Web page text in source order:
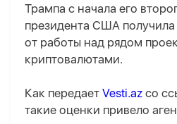
Трампа с начала его
президента США
от работы над рядом
криптовалютами.
Как передает Vesti.az со
такие оценки привело